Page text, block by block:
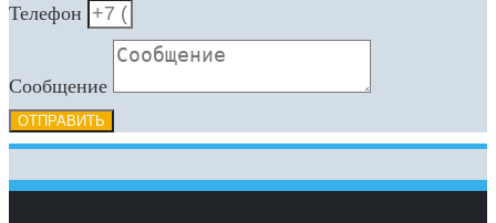
Телефон
Сообщение
ОТПРАВИТЬ